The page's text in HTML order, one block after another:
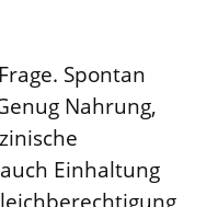
Spontan
Nahrung,
Einhaltung